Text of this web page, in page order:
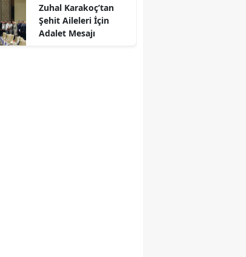
Rolü
Zuhal Karakoç’tan
Şehit Aileleri İçin
Adalet Mesajı